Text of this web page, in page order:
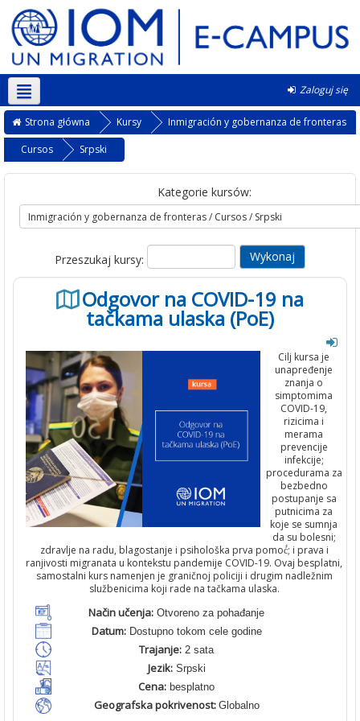
Zaloguj się
Polski ‎(pl)‎
Strona główna Kursy
Inmigración y gobernanza de fronteras
Cursos
Srpski
Kategorie kursów:
Przeszukaj kursy:
Odgovor na COVID-19 na
tačkama ulaska (PoE)
Cilj kursa je
unapređenje
znanja o
simptomima
COVID-19,
rizicima i
merama
prevencije
infekcije;
procedurama za
bezbedno
postupanje sa
putnicima za
koje se sumnja
da su bolesni;
zdravlje na radu, blagostanje i psihološka prva pomoć́; i prava i
ranjivosti migranata u kontekstu pandemije COVID-19. Ovaj besplatni,
samostalni kurs namenjen je graničnoj policiji i drugim nadležnim
službenicima koji rade na tačkama ulaska.
Način učenja: Otvoreno za pohađanje
Datum:Dostupno tokom cele godine
Trajanje: 2 sata
Jezik:Srpski
Cena: besplatno
Geografska pokrivenost: Globalno